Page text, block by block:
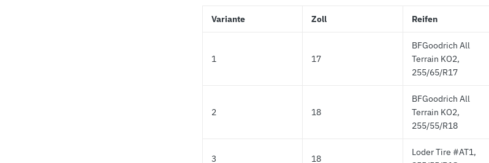
Variante Zoll Reifen
1 17
BFGoodrich All
Terrain KO2,
255/65/R17
2 18
BFGoodrich All
Terrain KO2,
255/55/R18
3 18
Loder Tire #AT1,